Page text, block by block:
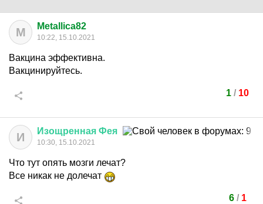
M Metallica82
10:22, 15.10.2021
Вакцина эффективна.
Вакцинируйтесь.
1 / 10
И Изощренная Фея
10:30, 15.10.2021
Что тут опять мозги лечат?
Все никак не долечат
6/ 1